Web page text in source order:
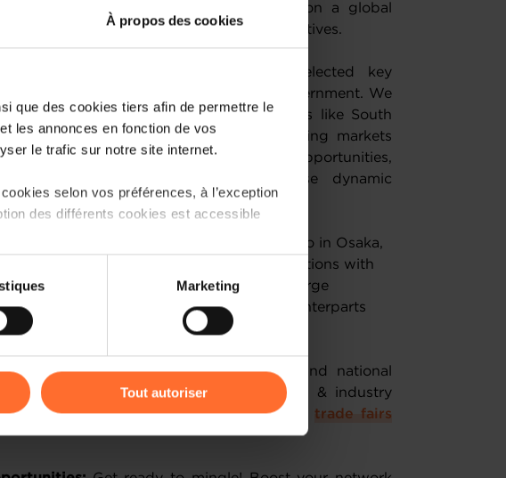
À propos des cookies
que des cookies tiers afin de permettre le
les annonces en fonction de vos
le trafic sur notre site internet.
selon vos préférences, à l’exception
des différents cookies est accessible
de vidéos, partage sur les réseaux
du site) peuvent être affectées en
Marketing
Tout autoriser
partners, is your ticket to embark on a global
trade missions, trade fairs and other initiatives.
Our agenda has carefully selected key
priorities of our companies and our government. We
of the world to explore new markets like South
the untapped potential of neighbouring markets
These trade missions will offer unique opportunities,
and expand your presence in these dynamic
missions programme.
prepares to participate in the World Expo in Osaka,
in 2025 to enhance economic relations with
to network with business leaders, forge
explore potential collaborations with counterparts
Participating in our trade fair visits and national
to explore the latest breakthroughs, tech & industry
forefront of innovation. Check out our trade fairs